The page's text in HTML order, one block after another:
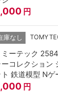
円
庫なし
ミーテック
ーコレクション
ト 鉄道模型 Nゲ
円